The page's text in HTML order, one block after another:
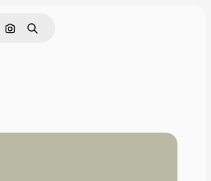
Nach Bild suchen
Suchen